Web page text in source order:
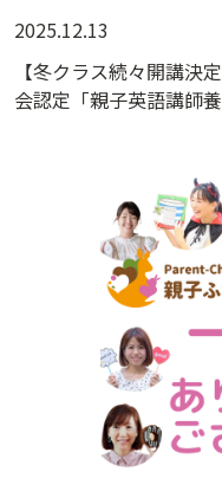
2025.12.13
【冬クラス続々開講決
会認定「親子英語講師養